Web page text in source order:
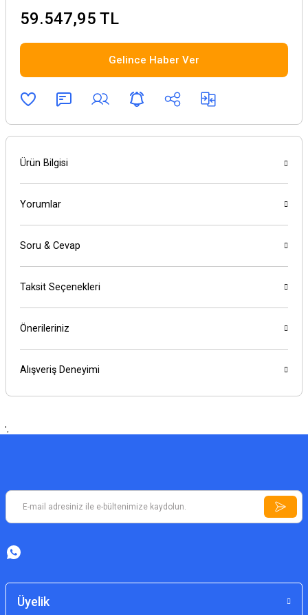
59.547,95 TL
Gelince Haber Ver
Ürün Bilgisi
Yorumlar
Soru & Cevap
Taksit Seçenekleri
Önerileriniz
Alışveriş Deneyimi
',
Üyelik